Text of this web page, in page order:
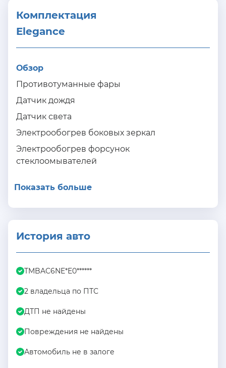
Комплектация
Elegance
Обзор
Противотуманные фары
Датчик дождя
Датчик света
Электрообогрев боковых зеркал
Электрообогрев форсунок
стеклоомывателей
Показать больше
История авто
TMBAC6NE*E0******
2 владельца по ПТС
ДТП не найдены
Повреждения не найдены
Автомобиль не в залоге